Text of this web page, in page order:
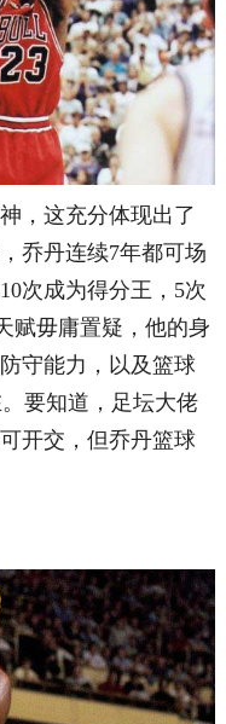
，这充分体现出了
乔丹连续7年都可场
次成为得分王，5次
赋毋庸置疑，他的身
守能力，以及篮球
要知道，足坛大佬
开交，但乔丹篮球